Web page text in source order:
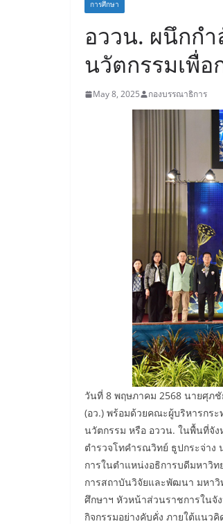
การศึกษา
อววน. ผนึกก
นวัตกรรมเพื่
May 8, 2025 กองบรรณาธิการ
วันที่ 8 พฤษภาคม 2568 นายศุภ
(อว.) พร้อมด้วยคณะผู้บริหารกร
นวัตกรรม หรือ อววน. ในพื้นที่จั
ตำรวจโทคำรณวิทย์ ธูปกระจ่าง
การในตำแหน่งอธิการบดีมหาวิ
การสถาบันวิจัยและพัฒนา มหาวิ
ศึกษาฯ หัวหน้าส่วนราชการในจั
กิจกรรมอย่างคับคั่ง ภายใต้แนว